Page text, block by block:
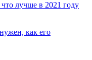
лучше в 2021 году
как его